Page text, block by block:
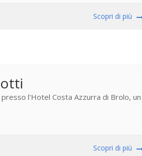
Scopri di più
l'Hotel Costa Azzurra di Brolo, un
Scopri di più